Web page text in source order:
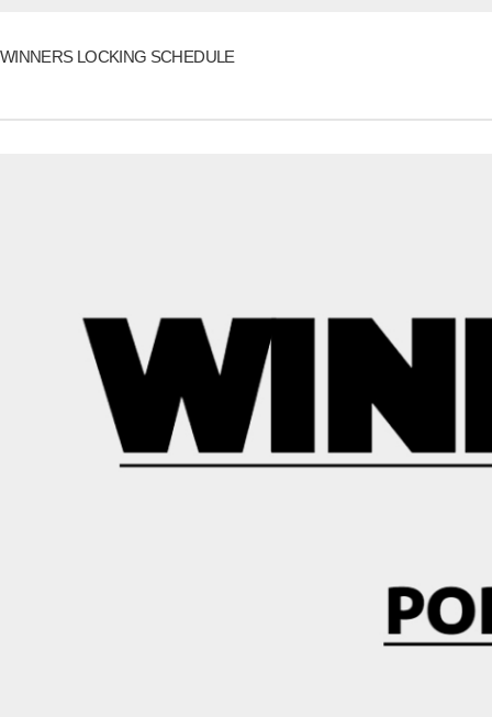
WINNERS LOCKING SCHEDULE